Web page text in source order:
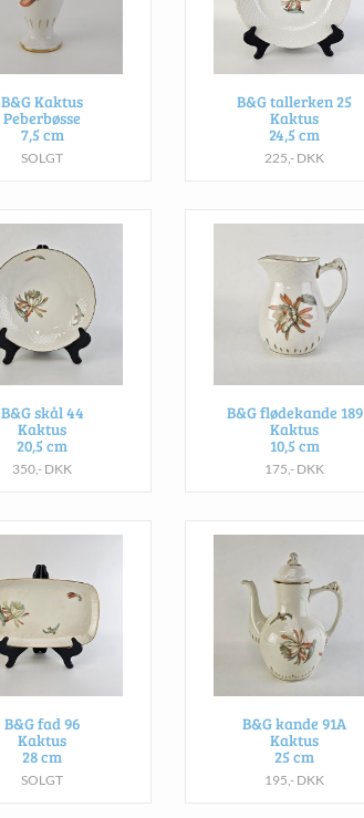
B&G Kaktus
Peberbøsse
7,5 cm
SOLGT
B&G tallerken 25
Kaktus
24,5 cm
225,- DKK
B&G skål 44
Kaktus
20,5 cm
350,- DKK
B&G flødekande 189
Kaktus
10,5 cm
175,- DKK
B&G fad 96
Kaktus
28 cm
SOLGT
B&G kande 91A
Kaktus
25 cm
195,- DKK